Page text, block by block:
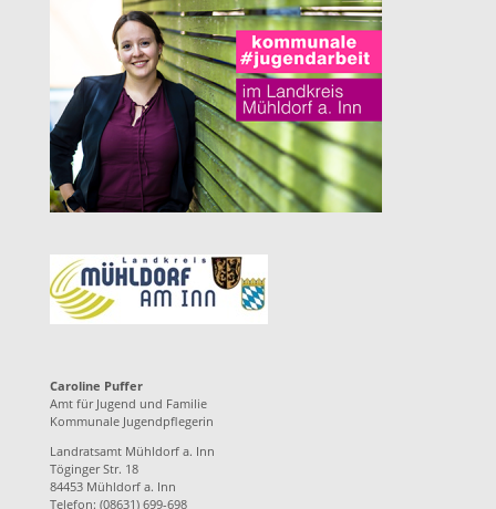
Caroline Puffer
Amt für Jugend und Familie
Kommunale Jugendpflegerin
Landratsamt Mühldorf a. Inn
Töginger Str. 18
84453 Mühldorf a. Inn
Telefon: (08631) 699-698